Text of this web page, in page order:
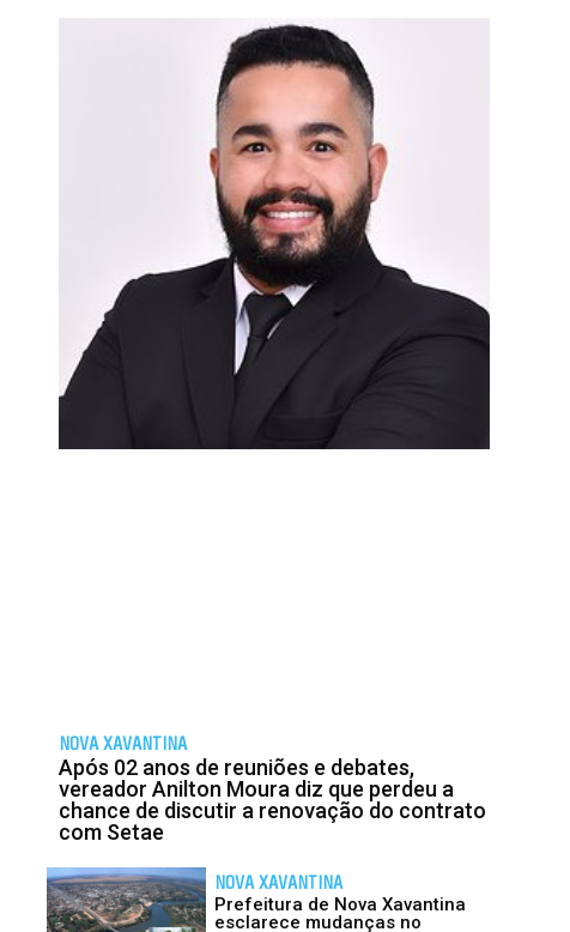
NOVA XAVANTINA
Após 02 anos de reuniões e debates,
vereador Anilton Moura diz que perdeu a
chance de discutir a renovação do contrato
com Setae
NOVA XAVANTINA
Prefeitura de Nova Xavantina
esclarece mudanças no